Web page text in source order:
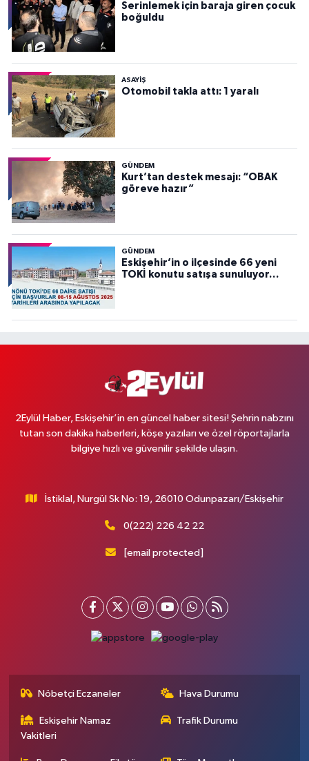
Serinlemek için baraja giren çocuk
boğuldu
ASAYİŞ
Otomobil takla attı: 1 yaralı
GÜNDEM
Kurt’tan destek mesajı: “OBAK
göreve hazır”
GÜNDEM
Eskişehir’in o ilçesinde 66 yeni
TOKİ konutu satışa sunuluyor…
2Eylül Haber, Eskişehir’in en güncel haber sitesi! Şehrin nabzını
tutan son dakika haberleri, köşe yazıları ve özel röportajlarla
bilgiye hızlı ve güvenilir şekilde ulaşın.
İstiklal, Nurgül Sk No: 19, 26010 Odunpazarı/Eskişehir
0(222) 226 42 22
[email protected]
Nöbetçi Eczaneler Hava Durumu
Eskişehir Namaz
Vakitleri
Trafik Durumu